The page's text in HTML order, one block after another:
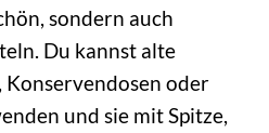
sondern auch
Du kannst alte
Konservendosen oder
und sie mit Spitze,